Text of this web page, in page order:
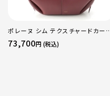
ポレーヌ シム テクスチャードカー
レザー トートバッグ ダークチェリー
レギュラー
73,700円 (税込)